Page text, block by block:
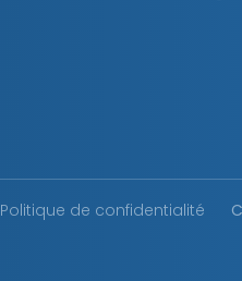
Politique de confidentialité